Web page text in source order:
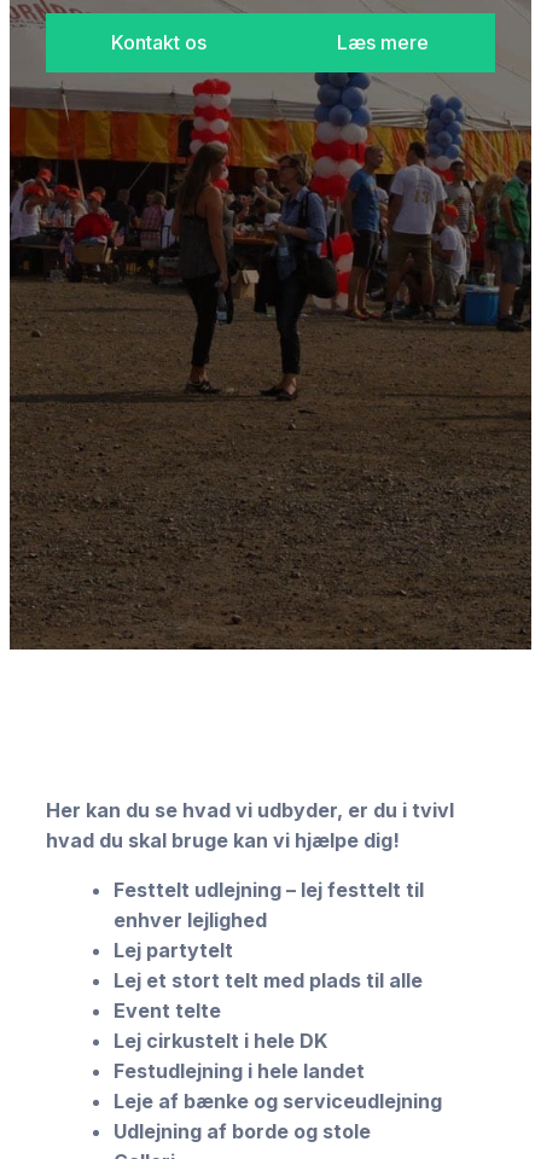
Kontakt os Læs mere
Her kan du se hvad vi udbyder, er du i tvivl
hvad du skal bruge kan vi hjælpe dig!
Festtelt udlejning – lej festtelt til
enhver lejlighed
Lej partytelt
Lej et stort telt med plads til alle
Event telte
Lej cirkustelt i hele DK
Festudlejning i hele landet
Leje af bænke og serviceudlejning
Udlejning af borde og stole